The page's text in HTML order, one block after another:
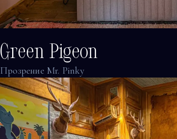
Green Pigeon
Прозрение Mr. Pinky